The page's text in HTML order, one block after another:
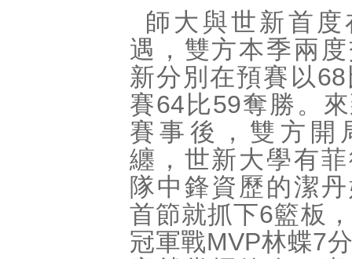
師大與世新首度
遇，雙方本季兩
新分別在預賽以
賽64比59奪勝。
賽事後，雙方開
纏，世新大學有
隊中鋒資歷的潔
首節就抓下6籃板
冠軍戰MVP林蝶7